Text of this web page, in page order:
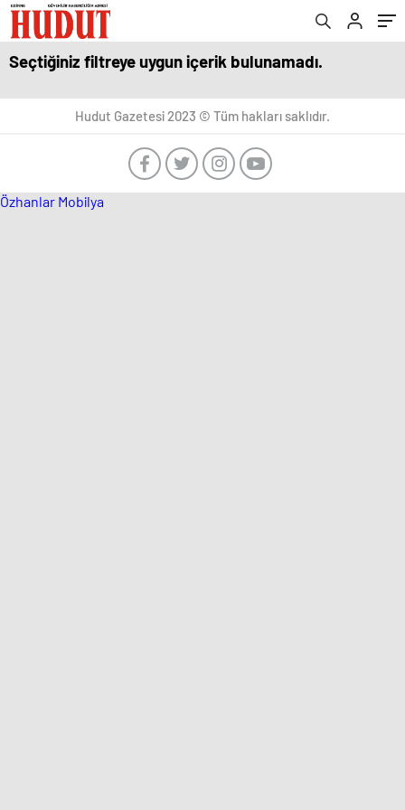
Seçtiğiniz filtreye uygun içerik bulunamadı.
Hudut Gazetesi 2023 © Tüm hakları saklıdır.
Özhanlar Mobilya